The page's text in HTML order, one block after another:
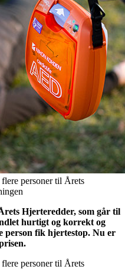
personer til Årets
Hjerteredder, som går til
hurtigt og korrekt og
person fik hjertestop. Nu er
personer til Årets